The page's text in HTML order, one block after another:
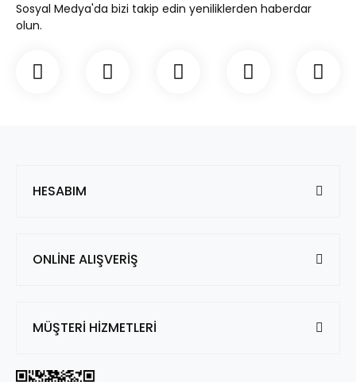
Sosyal Medya'da bizi takip edin yeniliklerden haberdar
olun.
HESABIM
ONLİNE ALIŞVERİŞ
MÜŞTERİ HİZMETLERİ